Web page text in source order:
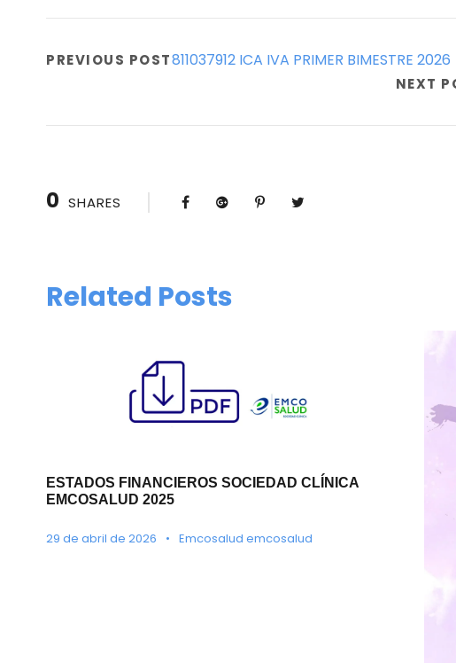
PREVIOUS POST811037912 ICA IVA PRIMER BIMESTRE 2026
NEXT
0 SHARES
Related Posts
ESTADOS FINANCIEROS SOCIEDAD CLÍNICA
EMCOSALUD 2025
29 de abril de 2026 • Emcosalud emcosalud